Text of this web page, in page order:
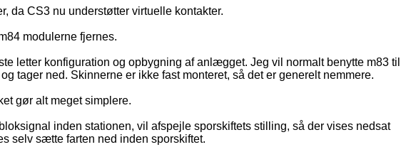
da CS3 nu understøtter virtuelle kontakter.
modulerne fjernes.
letter konfiguration og opbygning af anlægget. Jeg vil normalt benytte m83 til
tager ned. Skinnerne er ikke fast monteret, så det er generelt nemmere.
gør alt meget simplere.
inden stationen, vil afspejle sporskiftets stilling, så der vises nedsat
selv sætte farten ned inden sporskiftet.